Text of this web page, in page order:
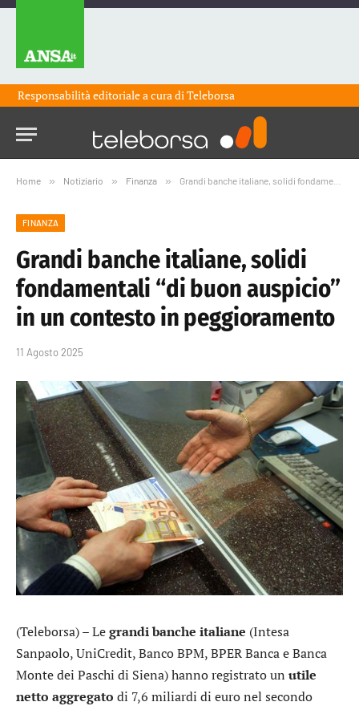
Responsabilità editoriale a cura diTeleborsa
Home » Notiziario » Finanza » Grandi banche italiane, solidi fondamentali “di buon auspicio” in un contesto in peggioramento
FINANZA
Grandi banche italiane, solidi
fondamentali “di buon auspicio”
in un contesto in peggioramento
11 Agosto 2025
(Teleborsa) – Legrandi banche italiane (Intesa
Sanpaolo,UniCredit,Banco BPM,BPER BancaeBanca
Monte dei Paschi di Siena) hanno registrato un utile
netto aggregato di 7,6 miliardi di euro nel secondo